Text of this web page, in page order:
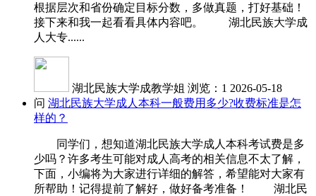
根据层次和省份确定目标分数，多做真题，打好基础！
接下来和我一起看看具体内容吧。 湖北民族大学成
人大专......
湖北民族大学成教学姐 浏览：1 2026-05-18
问 湖北民族大学成人本科一般费用多少?收费标准是怎
样的？
同学们，想知道湖北民族大学成人本科考试费是多
少吗？许多考生可能对成人高考的相关信息不太了解，
下面，小编将为大家进行详细的解答，希望能对大家有
所帮助！记得提前了解好，做好备考准备！ 湖北民